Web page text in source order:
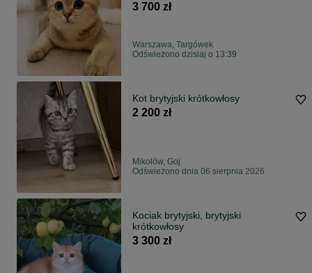
3 700 zł
Warszawa, Targówek
Odświeżono dzisiaj o 13:39
Kot brytyjski krótkowłosy
2 200 zł
Mikołów, Goj
Odświeżono dnia 06 sierpnia 2026
Kociak brytyjski, brytyjski
krótkowłosy
3 300 zł